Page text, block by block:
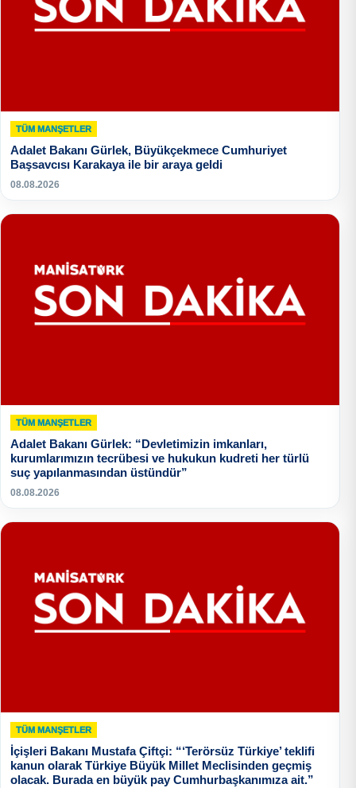
TÜM MANŞETLER
Adalet Bakanı Gürlek, Büyükçekmece Cumhuriyet
Başsavcısı Karakaya ile bir araya geldi
08.08.2026
TÜM MANŞETLER
Adalet Bakanı Gürlek: “Devletimizin imkanları,
kurumlarımızın tecrübesi ve hukukun kudreti her türlü
suç yapılanmasından üstündür”
08.08.2026
TÜM MANŞETLER
İçişleri Bakanı Mustafa Çiftçi: “‘Terörsüz Türkiye’ teklifi
kanun olarak Türkiye Büyük Millet Meclisinden geçmiş
olacak. Burada en büyük pay Cumhurbaşkanımıza ait.”